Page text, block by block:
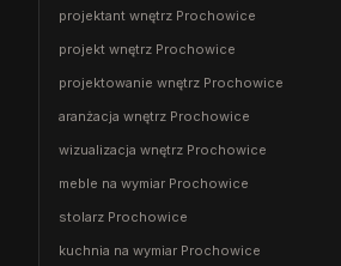
projektant wnętrz Prochowice
projekt wnętrz Prochowice
projektowanie wnętrz Prochowice
aranżacja wnętrz Prochowice
wizualizacja wnętrz Prochowice
meble na wymiar Prochowice
stolarz Prochowice
kuchnia na wymiar Prochowice